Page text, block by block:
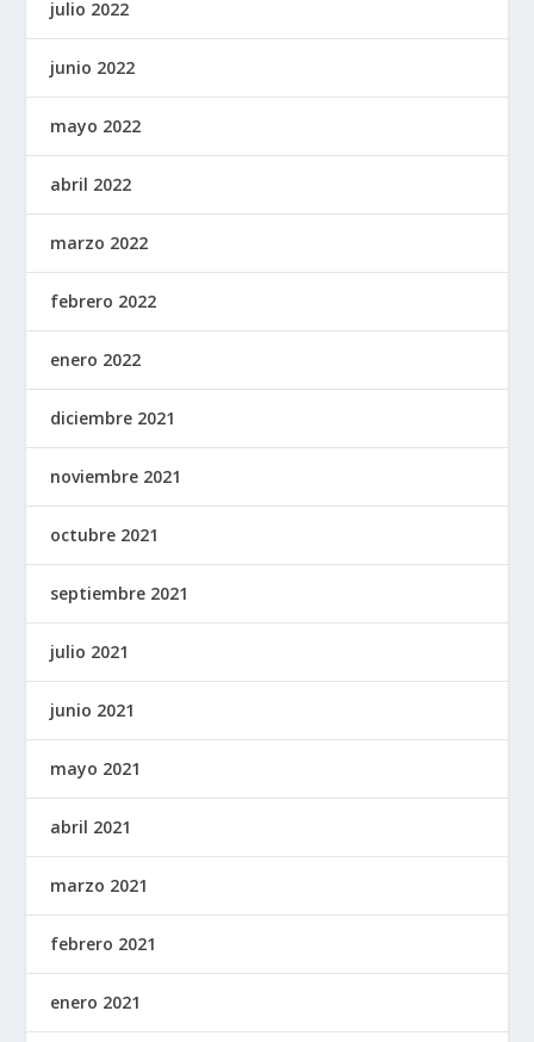
julio 2022
junio 2022
mayo 2022
abril 2022
marzo 2022
febrero 2022
enero 2022
diciembre 2021
noviembre 2021
octubre 2021
septiembre 2021
julio 2021
junio 2021
mayo 2021
abril 2021
marzo 2021
febrero 2021
enero 2021